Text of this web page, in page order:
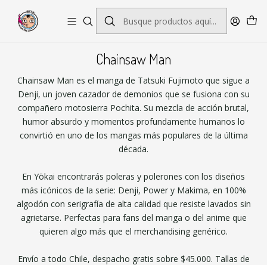
Chainsaw Man
Chainsaw Man es el manga de Tatsuki Fujimoto que sigue a
Denji, un joven cazador de demonios que se fusiona con su
compañero motosierra Pochita. Su mezcla de acción brutal,
humor absurdo y momentos profundamente humanos lo
convirtió en uno de los mangas más populares de la última
década.
En Yōkai encontrarás poleras y polerones con los diseños
más icónicos de la serie: Denji, Power y Makima, en 100%
algodón con serigrafía de alta calidad que resiste lavados sin
agrietarse. Perfectas para fans del manga o del anime que
quieren algo más que el merchandising genérico.
Envío a todo Chile, despacho gratis sobre $45.000. Tallas de